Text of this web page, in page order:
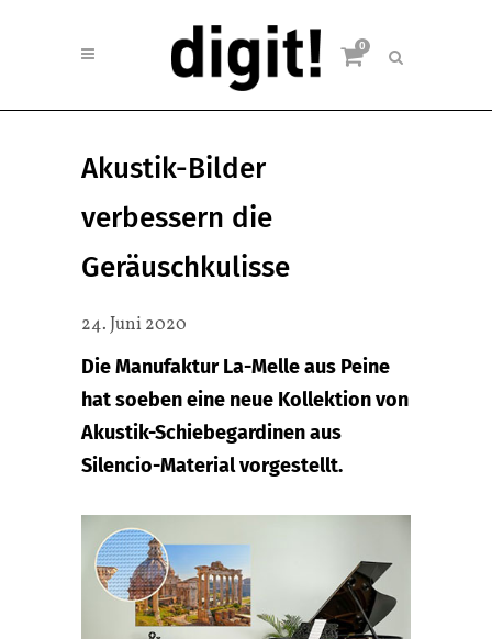
0
Akustik-Bilder
verbessern die
Geräuschkulisse
24. Juni 2020
Die Manufaktur La-Melle aus Peine
hat soeben eine neue Kollektion von
Akustik-Schiebegardinen aus
Silencio-Material vorgestellt.